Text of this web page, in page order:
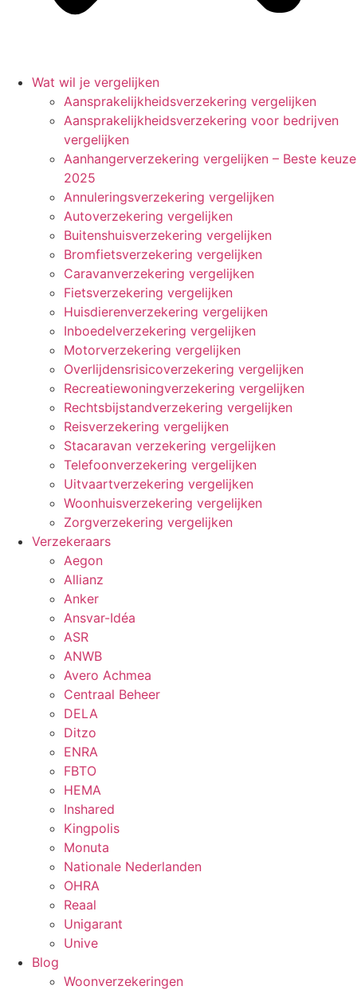
Wat wil je vergelijken
Aansprakelijkheidsverzekering vergelijken
Aansprakelijkheidsverzekering voor bedrijven
vergelijken
Aanhangerverzekering vergelijken – Beste keuze
2025
Annuleringsverzekering vergelijken
Autoverzekering vergelijken
Buitenshuisverzekering vergelijken
Bromfietsverzekering vergelijken
Caravanverzekering vergelijken
Fietsverzekering vergelijken
Huisdierenverzekering vergelijken
Inboedelverzekering vergelijken
Motorverzekering vergelijken
Overlijdensrisicoverzekering vergelijken
Recreatiewoningverzekering vergelijken
Rechtsbijstandverzekering vergelijken
Reisverzekering vergelijken
Stacaravan verzekering vergelijken
Telefoonverzekering vergelijken
Uitvaartverzekering vergelijken
Woonhuisverzekering vergelijken
Zorgverzekering vergelijken
Verzekeraars
Aegon
Allianz
Anker
Ansvar-Idéa
ASR
ANWB
Avero Achmea
Centraal Beheer
DELA
Ditzo
ENRA
FBTO
HEMA
Inshared
Kingpolis
Monuta
Nationale Nederlanden
OHRA
Reaal
Unigarant
Unive
Blog
Woonverzekeringen